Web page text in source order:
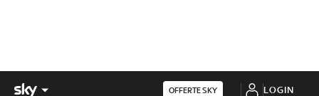
OFFERTE SKY LOGIN